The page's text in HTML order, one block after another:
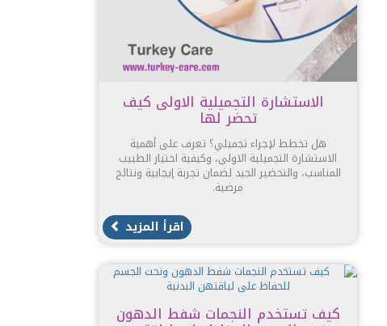
الاستشارة التجميلية الاولى كيف
تحضر لها
هل تخطط لإجراء تجميلي؟ تعرف على أهمية
الاستشارة التجميلية الاولى، وكيفية اختيار الطبيب
المناسب، والتحضير الجيد لضمان تجربة إيجابية ونتائج
مرضية.
اقرأ المزيد
كيف تستخدم النجمات شفط الدهون